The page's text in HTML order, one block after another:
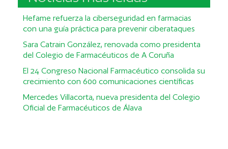
Hefame refuerza la ciberseguridad en farmacias
con una guía práctica para prevenir ciberataques
Sara Catrain González, renovada como presidenta
del Colegio de Farmacéuticos de A Coruña
El 24 Congreso Nacional Farmacéutico consolida su
crecimiento con 600 comunicaciones científicas
Mercedes Villacorta, nueva presidenta del Colegio
Oficial de Farmacéuticos de Álava